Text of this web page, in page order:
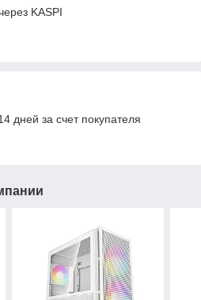
KASPI
дней за счет покупателя